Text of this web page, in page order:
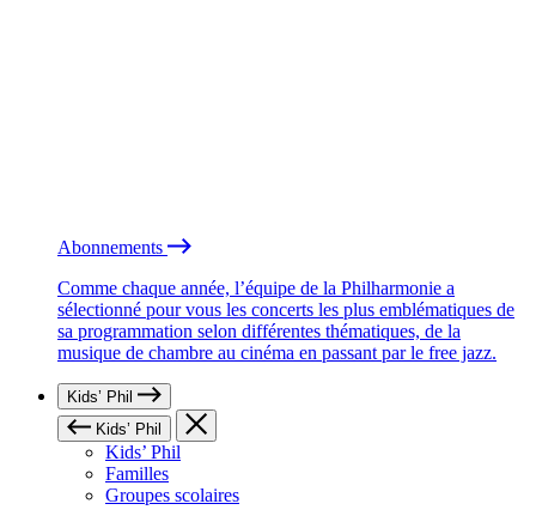
Abonnements
Comme chaque année, l’équipe de la Philharmonie a
sélectionné pour vous les concerts les plus emblématiques de
sa programmation selon différentes thématiques, de la
musique de chambre au cinéma en passant par le free jazz.
Kids’ Phil
Kids’ Phil
Kids’ Phil
Familles
Groupes scolaires